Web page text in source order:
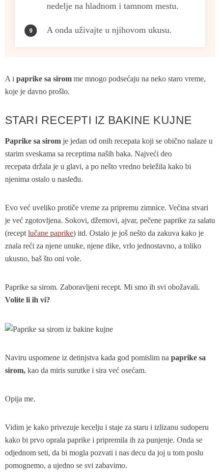
nedelje na hladnom i tamnom mestu.
A onda uživajte u njihovom ukusu.
A i paprike sa sirom me mnogo podsećaju na neko staro vreme,
koje je davno prošlo.
STARI RECEPTI IZ BAKINE KUJNE
Paprike sa sirom je jedan od onih recepata koji se obično nalaze u
starim sveskama sa receptima naših baka. Najveći deo
recepata držala je u glavi, a po nešto vredno beležila kako bi
njenima ostalo u nasleđu.
Evo već uveliko protiče vreme za pripremu zimnice. Većina stvari
je već zgotovljena. Sokovi, džemovi, ajvar, pečene paprike za salatu
(recept lučane paprike) itd. Ostalo je još nešto da zakuva kako je
znala reći za njene unuke, njene dike, vrlo jednostavno, a toliko
ukusno, baš što oni vole.
Paprike sa sirom. Zaboravljeni recept. Mi smo ih svi obožavali.
Volite li ih vi?
Naviru uspomene iz detinjstva kada god pomislim na paprike sa
sirom, kao da miris surutke i sira već osećam.
Opija me.
Vidim je kako privezuje kecelju i staje za staru i izlizanu sudoperu
kako bi prvo oprala paprike i pripremila ih za punjenje. Onda se
odjednom seti, da bi mogla pozvati i nas decu da joj u tom poslu
pomognemo, a ujedno se svi zabavimo.